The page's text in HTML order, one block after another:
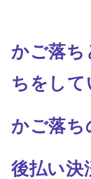
かご落ち
ちをして
かご落ち
後払い決